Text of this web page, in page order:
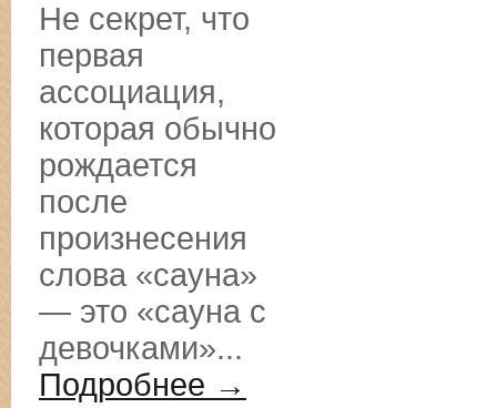
Не секрет, что
первая
ассоциация,
которая обычно
рождается
после
произнесения
слова «сауна»
— это «сауна с
девочками»...
Подробнее →